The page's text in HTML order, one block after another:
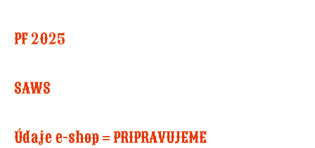
PF 2025
SAWS
Údaje e-shop = PRIPRAVUJEME